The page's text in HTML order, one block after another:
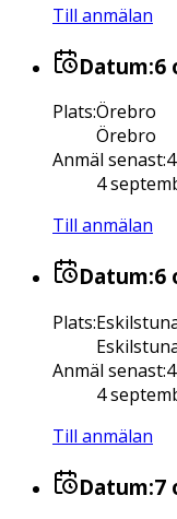
Till anmälan
Datum:6
Plats:Örebro
Örebro
Anmäl senast:
4
Till anmälan
Datum:6
Plats:
Anmäl senast:
4
Till anmälan
Datum:7